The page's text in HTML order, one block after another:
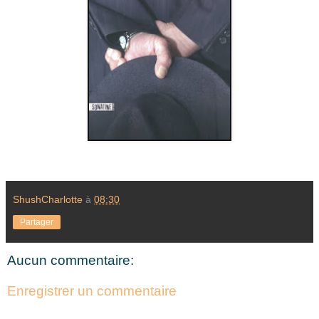
ShushCharlotte à 08:30
Partager
Aucun commentaire:
Enregistrer un commentaire